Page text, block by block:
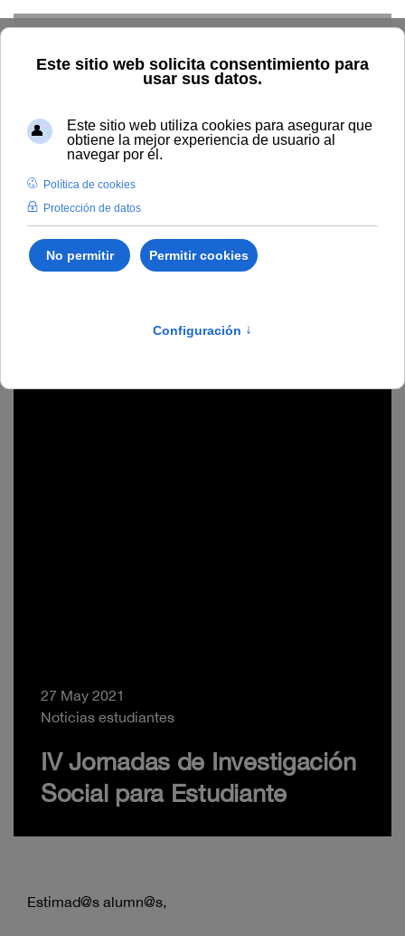
27 May 2021
Noticias estudiantes
IV Jornadas de Investigación
Social para Estudiante
Estimad@s alumn@s,